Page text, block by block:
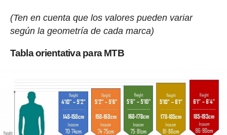
(Ten en cuenta que los valores pueden variar
según la geometría de cada marca)
Tabla orientativa para MTB